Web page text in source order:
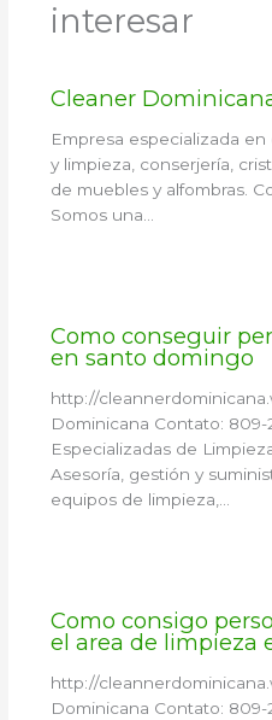
interesar
Cleaner
Empresa especializada
y limpieza, conserjería,
de muebles y alfombras.
Somos una…
Como conseguir
en santo domingo
http://
Dominicana Contato: 809-
Especializadas de
Asesoría, gestión y
equipos de limpieza,…
Como consigo
el area de limpieza
http://
Dominicana Contato: 809-